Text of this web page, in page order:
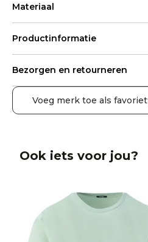
Materiaal
Productinformatie
Bezorgen en retourneren
Voeg merk toe als favoriet
Ook iets voor jou?